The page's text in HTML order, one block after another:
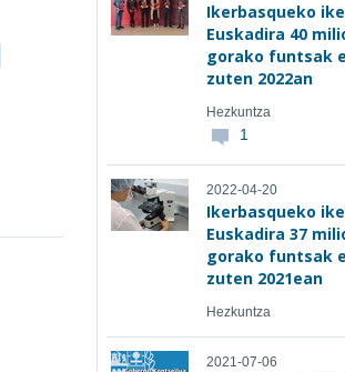
Ikerbasqueko
Euskadira 40
gorako funtsak
zuten 2022an
Hezkuntza
1
2022-04-20
Ikerbasqueko
Euskadira 37
gorako funtsak
zuten 2021ean
Hezkuntza
2021-07-06